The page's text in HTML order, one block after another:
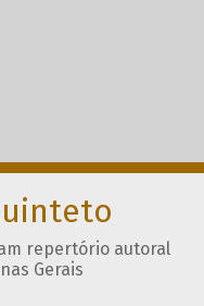
repertório autoral
Gerais